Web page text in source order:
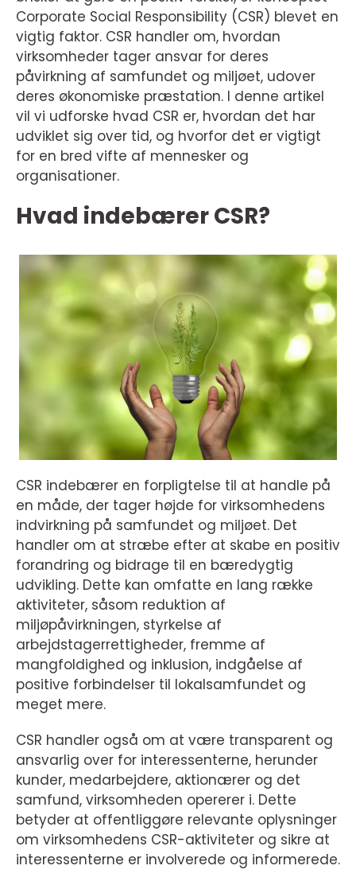
Corporate Social Responsibility (CSR) blevet en
vigtig faktor. CSR handler om, hvordan
virksomheder tager ansvar for deres
påvirkning af samfundet og miljøet, udover
deres økonomiske præstation. I denne artikel
vil vi udforske hvad CSR er, hvordan det har
udviklet sig over tid, og hvorfor det er vigtigt
for en bred vifte af mennesker og
organisationer.
Hvad indebærer CSR?
CSR indebærer en forpligtelse til at handle på
en måde, der tager højde for virksomhedens
indvirkning på samfundet og miljøet. Det
handler om at stræbe efter at skabe en positiv
forandring og bidrage til en bæredygtig
udvikling. Dette kan omfatte en lang række
aktiviteter, såsom reduktion af
miljøpåvirkningen, styrkelse af
arbejdstagerrettigheder, fremme af
mangfoldighed og inklusion, indgåelse af
positive forbindelser til lokalsamfundet og
meget mere.
CSR handler også om at være transparent og
ansvarlig over for interessenterne, herunder
kunder, medarbejdere, aktionærer og det
samfund, virksomheden opererer i. Dette
betyder at offentliggøre relevante oplysninger
om virksomhedens CSR-aktiviteter og sikre at
interessenterne er involverede og informerede.